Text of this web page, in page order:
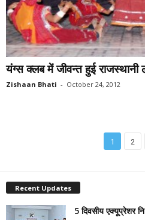
यंग्स क्लब में जीवन्त हुई
Zishaan Bhati - October 24, 2012
1 2
Recent Updates
5 दिवसीय एक्यूप्रेशर